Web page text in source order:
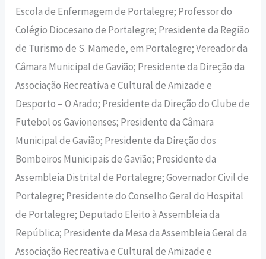
Escola de Enfermagem de Portalegre; Professor do
Colégio Diocesano de Portalegre; Presidente da Região
de Turismo de S. Mamede, em Portalegre; Vereador da
Câmara Municipal de Gavião; Presidente da Direção da
Associação Recreativa e Cultural de Amizade e
Desporto – O Arado; Presidente da Direção do Clube de
Futebol os Gavionenses; Presidente da Câmara
Municipal de Gavião; Presidente da Direção dos
Bombeiros Municipais de Gavião; Presidente da
Assembleia Distrital de Portalegre; Governador Civil de
Portalegre; Presidente do Conselho Geral do Hospital
de Portalegre; Deputado Eleito à Assembleia da
República; Presidente da Mesa da Assembleia Geral da
Associação Recreativa e Cultural de Amizade e